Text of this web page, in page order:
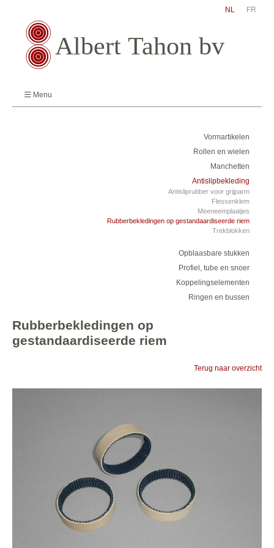
NL FR
Menu
Vormartikelen
Rollen en wielen
Manchetten
Antislipbekleding
Antisliprubber voor grijparm
Flessenklem
Meeneemplaatjes
Rubberbekledingen op gestandaardiseerde riem
Trekblokken
Opblaasbare stukken
Profiel, tube en snoer
Koppelingselementen
Ringen en bussen
Rubberbekledingen op
gestandaardiseerde riem
Terug naar overzicht